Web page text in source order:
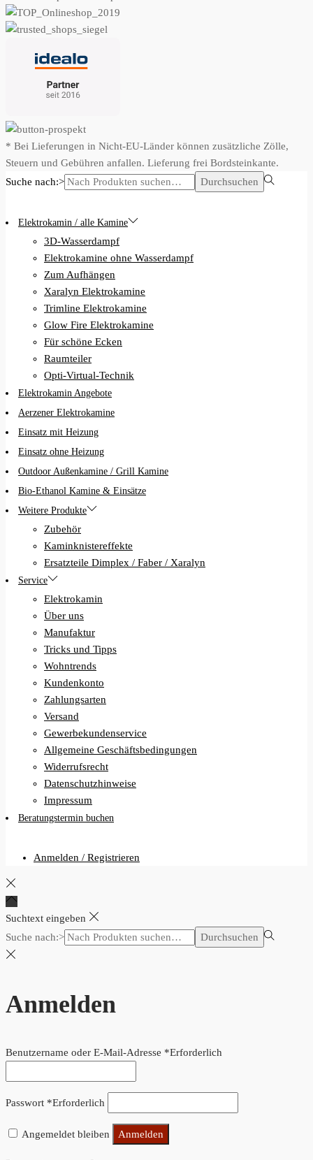
* Bei Lieferungen in Nicht-EU-Länder können zusätzliche Zölle,
Steuern und Gebühren anfallen. Lieferung frei Bordsteinkante.
Suche nach:>
Durchsuchen
Elektrokamin / alle Kamine
3D-Wasserdampf
Elektrokamine ohne Wasserdampf
Zum Aufhängen
Xaralyn Elektrokamine
Trimline Elektrokamine
Glow Fire Elektrokamine
Für schöne Ecken
Raumteiler
Opti-Virtual-Technik
Elektrokamin Angebote
Aerzener Elektrokamine
Einsatz mit Heizung
Einsatz ohne Heizung
Outdoor Außenkamine / Grill Kamine
Bio-Ethanol Kamine & Einsätze
Weitere Produkte
Zubehör
Kaminknistereffekte
Ersatzteile Dimplex / Faber / Xaralyn
Service
Elektrokamin
Über uns
Manufaktur
Tricks und Tipps
Wohntrends
Kundenkonto
Zahlungsarten
Versand
Gewerbekundenservice
Allgemeine Geschäftsbedingungen
Widerrufsrecht
Datenschutzhinweise
Impressum
Beratungstermin buchen
Anmelden / Registrieren
Suchtext eingeben
Suche nach:>
Durchsuchen
Anmelden
Benutzername oder E-Mail-Adresse *Erforderlich
Passwort *Erforderlich
Angemeldet bleiben Anmelden